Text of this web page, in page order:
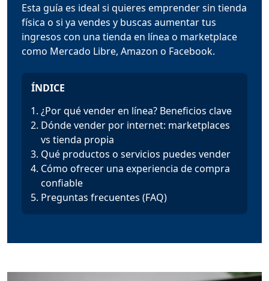
Esta guía es ideal si quieres emprender sin tienda
física o si ya vendes y buscas aumentar tus
ingresos con una tienda en línea o marketplace
como Mercado Libre, Amazon o Facebook.
ÍNDICE
¿Por qué vender en línea? Beneficios clave
Dónde vender por internet: marketplaces
vs tienda propia
Qué productos o servicios puedes vender
Cómo ofrecer una experiencia de compra
confiable
Preguntas frecuentes (FAQ)